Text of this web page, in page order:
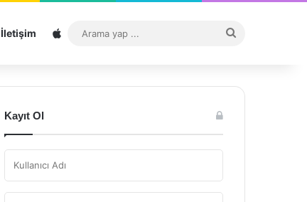
İletişim Sitemap
...
Kayıt Ol